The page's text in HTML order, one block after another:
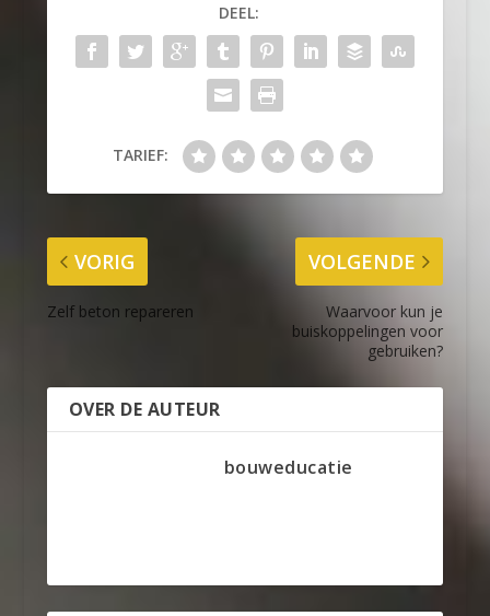
DEEL:
TARIEF:
VORIG
Zelf beton repareren
VOLGENDE
Waarvoor kun je
buiskoppelingen voor
gebruiken?
OVER DE AUTEUR
bouweducatie